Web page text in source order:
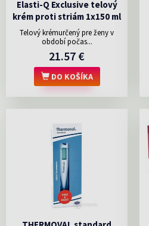
Elasti-Q Exclusive telový
krém proti striám 1x150 ml
Telový krémurčený pre ženy v
období počas...
21.57 €
DO KOŠÍKA